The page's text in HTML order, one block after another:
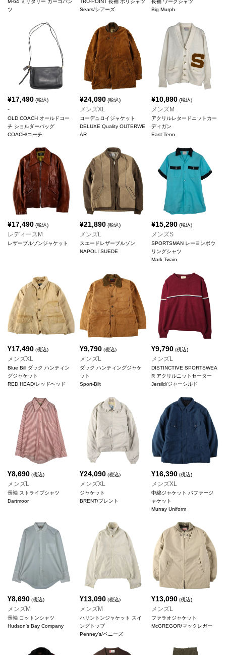
M-64 ミリタリー カーゴパン
ツ
TRU-POINT 長袖 ポリシャツ
Sears/シアーズ
長袖 ワークシャツ
Big Murph
¥17,490 (税込)
-
OLD COACH オールドコー
チ ショルダーバッグ
COACH/コーチ
¥24,090(税込)
メンズXL
コーデュロイジャケット
DELUXE Quality OUTERWE
AR
¥10,890 (税込)
メンズM
アクリルレタードニットカー
ディガン
East Tenn
¥17,490 (税込)
レディースM
レザーブルゾンジャケット
¥21,890(税込)
メンズL
スエードレザーブルゾン
NAPOLI SUEDE
¥15,290 (税込)
メンズS
SPORTSMAN レーヨンボウ
リングシャツ
Mark Twain
¥17,490 (税込)
メンズXL
Blue Bill ダック ハンティン
グジャケット
RED HEAD/レッドヘッド
¥9,790(税込)
メンズL
ダック ハンティングジャケ
ット
Sport-Bilt
¥9,790 (税込)
メンズL
DISTINCTIVE SPORTSWEA
R アクリルニットセーター
Jersild/ジャーシルド
¥8,690 (税込)
メンズL
長袖 ストライプシャツ
Dartmoor
¥24,090(税込)
メンズXL
ジャケット
BRENT/ブレント
¥16,390 (税込)
メンズXL
中綿ジャケット パファージ
ャケット
Murray Uniform
¥8,690 (税込)
メンズM
長袖 コットンシャツ
Hudson's Bay Company
¥13,090(税込)
メンズM
ハリントンジャケット スイ
ングトップ
Penney's/ペニーズ
¥13,090 (税込)
メンズL
ファラオジャケット
McGREGOR/マックレガー